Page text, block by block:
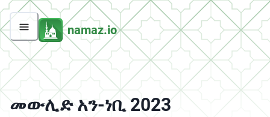
namaz.io
መውሊድ አን-ነቢ 2023